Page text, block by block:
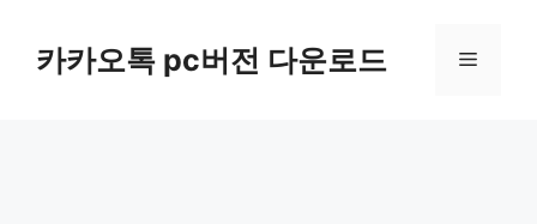
카카오톡 pc버전 다운로드 메